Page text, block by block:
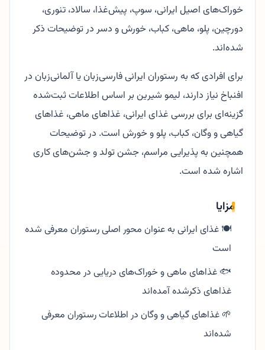
خوراک‌های اصیل ایرانی، سوپ، پیش‌غذا، سالاد، تنوری،
دورچین، پلو، ماهی، کباب، خورش و دسر در توضیحات ذکر
شده‌اند.
برای افرادی که به رستوران ایرانی فارسی‌زبان یا آلمانی‌زبان در
افنباخ نیاز دارند، لیمو شیرین بر اساس اطلاعات ثبت‌شده
گزینه‌ای برای بررسی غذای ایرانی، غذاهای ماهی، غذاهای
گیاهی و وگان، کباب، پلو و خورش است. در توضیحات
همچنین به پذیرایی مراسم، جشن تولد و جشن‌های کاری
اشاره شده است.
مزایا
🍽️ غذای ایرانی به عنوان محور اصلی رستوران معرفی شده
است
🐟 غذاهای ماهی و خوراک‌های دریایی در محدوده
غذاهای ذکرشده آمده‌اند
🌱 غذاهای گیاهی و وگان در اطلاعات رستوران معرفی
شده‌اند